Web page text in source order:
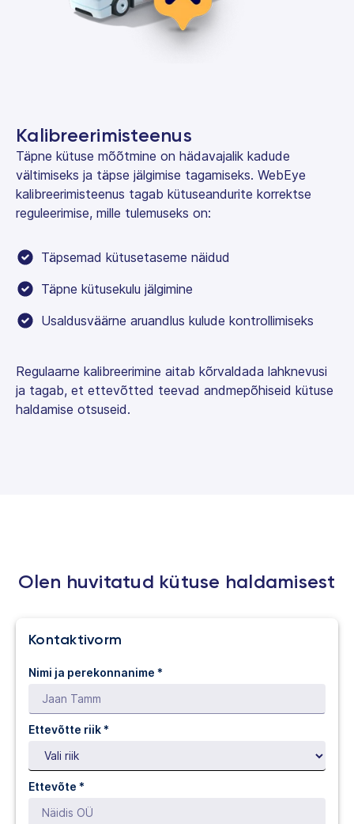
Kalibreerimisteenus
Täpne kütuse mõõtmine on hädavajalik kadude
vältimiseks ja täpse jälgimise tagamiseks. WebEye
kalibreerimisteenus tagab kütuseandurite korrektse
reguleerimise, mille tulemuseks on:
Täpsemad kütusetaseme näidud
Täpne kütusekulu jälgimine
Usaldusväärne aruandlus kulude kontrollimiseks
Regulaarne kalibreerimine aitab kõrvaldada lahknevusi
ja tagab, et ettevõtted teevad andmepõhiseid kütuse
haldamise otsuseid.
Olen huvitatud kütuse haldamisest
Kontaktivorm
Nimi ja perekonnanime *
Ettevõtte riik *
Ettevõte *